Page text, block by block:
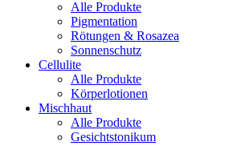
Alle Produkte
Pigmentation
Rötungen & Rosazea
Sonnenschutz
Cellulite
Alle Produkte
Körperlotionen
Mischhaut
Alle Produkte
Gesichtstonikum